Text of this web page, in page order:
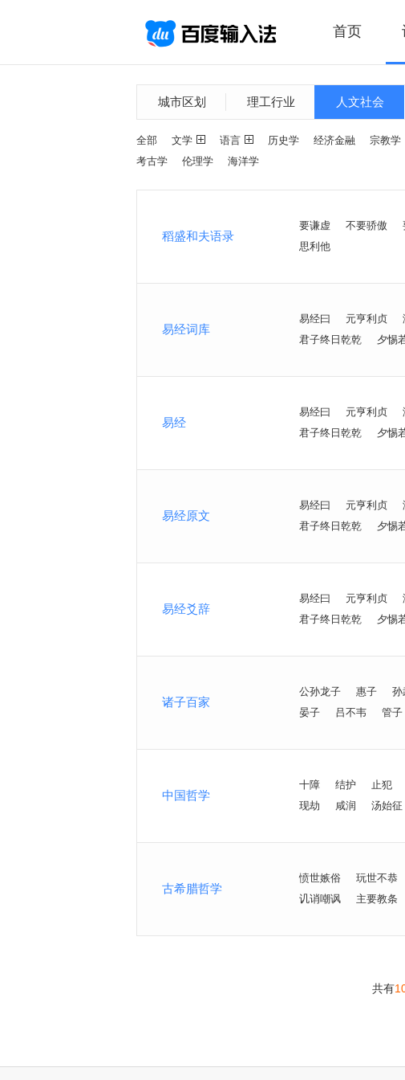
首页
城市区划 理工行业 人文社会
全部 文学 语言 历史学 经济金融 宗教学
考古学
伦理学
海洋学
稻盛和夫语录
要谦虚 不要骄傲
思利他
易经词库
易经曰 元亨利贞
君子终日乾乾
夕惕
易经
易经曰 元亨利贞
君子终日乾乾
夕惕
易经原文
易经曰 元亨利贞
君子终日乾乾
夕惕
易经爻辞
易经曰 元亨利贞
君子终日乾乾
夕惕
诸子百家
公孙龙子 惠子 孙
晏子
吕不韦 管子
中国哲学
十障 结护 止犯
现劫
咸润 汤始征
古希腊哲学
愤世嫉俗 玩世不恭
讥诮嘲讽
主要教条
共有